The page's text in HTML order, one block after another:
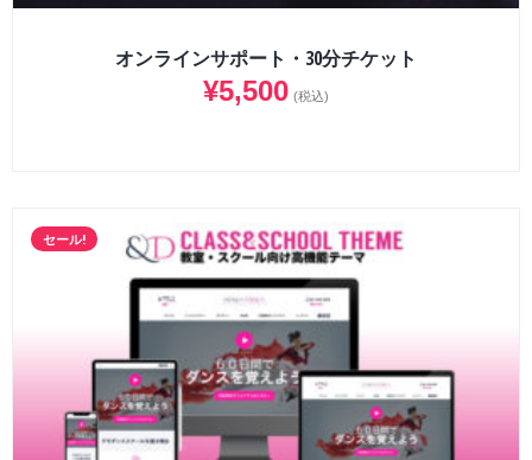
オンラインサポート・30分チケット
¥5,500 (税込)
セール!